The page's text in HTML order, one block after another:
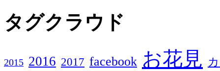
タグクラウド
2015 2016 2017 facebook お花見